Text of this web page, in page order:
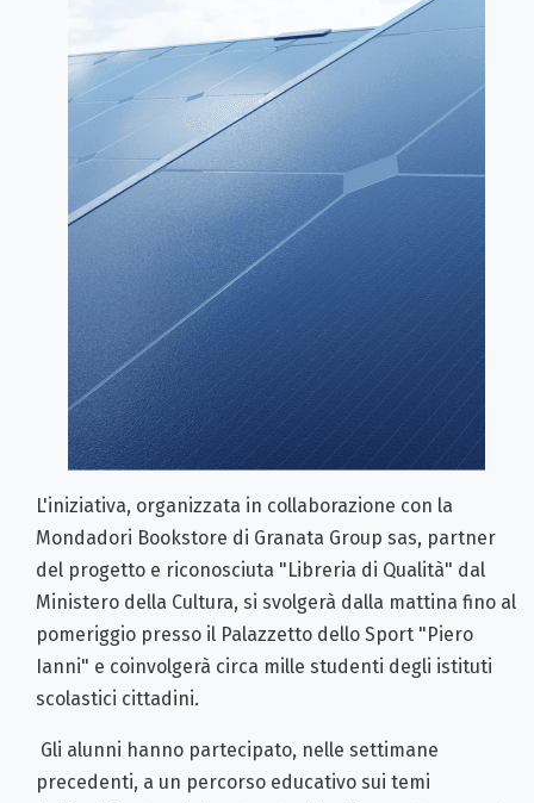
L'iniziativa, organizzata in collaborazione con la
Mondadori Bookstore di Granata Group sas, partner
del progetto e riconosciuta "Libreria di Qualità" dal
Ministero della Cultura, si svolgerà dalla mattina fino al
pomeriggio presso il Palazzetto dello Sport "Piero
Ianni" e coinvolgerà circa mille studenti degli istituti
scolastici cittadini.
Gli alunni hanno partecipato, nelle settimane
precedenti, a un percorso educativo sui temi